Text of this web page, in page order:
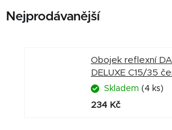
Nejprodávanější
Obojek reflexní
DELUXE C15/35
Skladem (4 ks)
234 Kč